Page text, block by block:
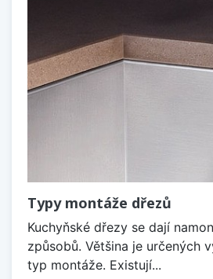
Typy montáže dřezů
Kuchyňské dřezy se dají
způsobů. Většina je určených
typ montáže. Existují...